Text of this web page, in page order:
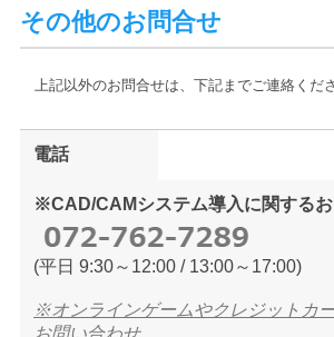
その他のお問合せ
上記以外のお問合せは、下記までご連絡くだ
電話
※CAD/CAMシステム導入に関する
(平日 9:30～12:00 / 13:00～17:00)
※オンラインゲームやクレジットカ
お問い合わせ